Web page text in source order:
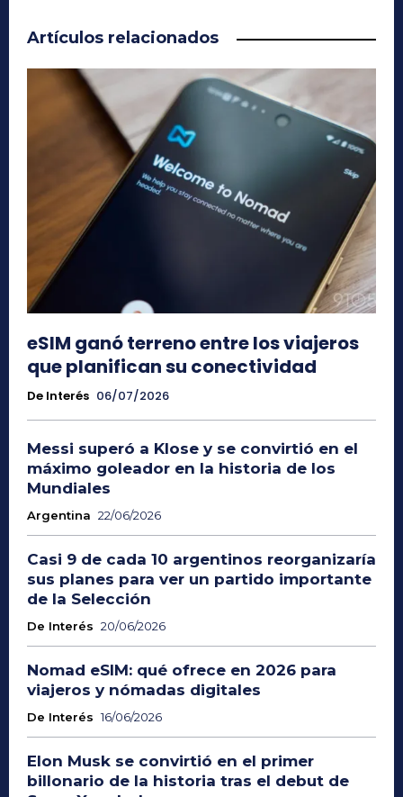
Artículos relacionados
eSIM ganó terreno entre los viajeros
que planifican su conectividad
De Interés 06/07/2026
Messi superó a Klose y se convirtió en el
máximo goleador en la historia de los
Mundiales
Argentina 22/06/2026
Casi 9 de cada 10 argentinos reorganizaría
sus planes para ver un partido importante
de la Selección
De Interés 20/06/2026
Nomad eSIM: qué ofrece en 2026 para
viajeros y nómadas digitales
De Interés 16/06/2026
Elon Musk se convirtió en el primer
billonario de la historia tras el debut de